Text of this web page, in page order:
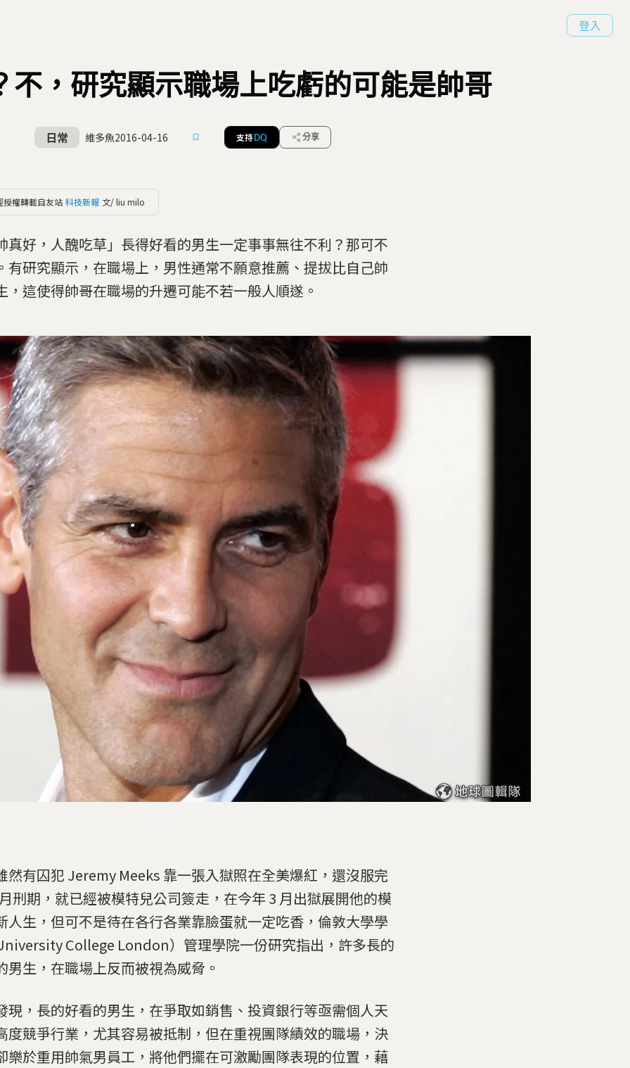
登入
不，研究顯示職場上吃虧的可能是帥哥
日常 維多魚2016-04-16 支持 DQ 分享
授權轉載自友站 科技新報 文/ liu milo
真好，人醜吃草」長得好看的男生一定事事無往不利？那可不
有研究顯示，在職場上，男性通常不願意推薦、提拔比自己帥
，這使得帥哥在職場的升遷可能不若一般人順遂。
然有囚犯 Jeremy Meeks 靠一張入獄照在全美爆紅，還沒服完
刑期，就已經被模特兒公司簽走，在今年 3 月出獄展開他的模
人生，但可不是待在各行各業靠臉蛋就一定吃香，倫敦大學學
College London）管理學院一份研究指出，許多長的
男生，在職場上反而被視為威脅。
現，長的好看的男生，在爭取如銷售、投資銀行等亟需個人天
度競爭行業，尤其容易被抵制，但在重視團隊績效的職場，決
樂於重用帥氣男員工，將他們擺在可激勵團隊表現的位置，藉